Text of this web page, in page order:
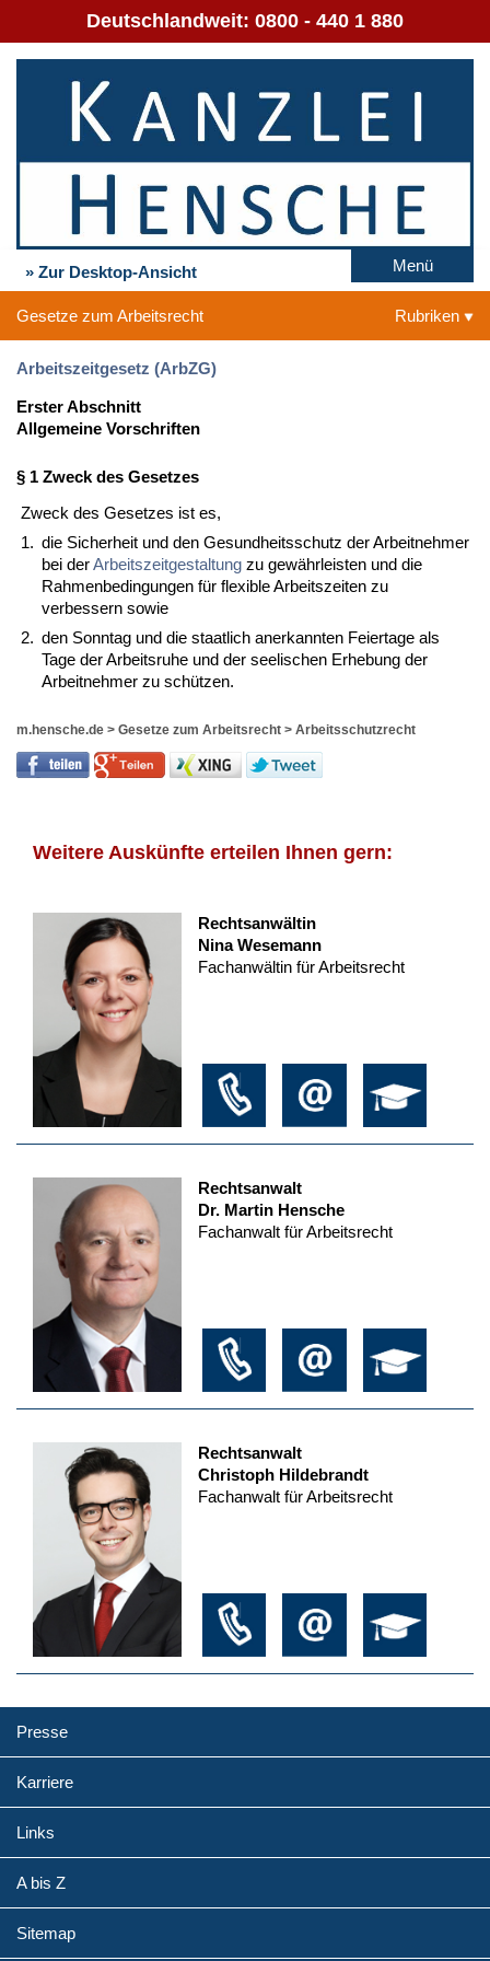
Deutschlandweit: 0800 - 440 1 880
» Zur Desktop-Ansicht Menü
Gesetze zum Arbeitsrecht Rubriken
Arbeitszeitgesetz (ArbZG)
Erster Abschnitt
Allgemeine Vorschriften
§ 1 Zweck des Gesetzes
Zweck des Gesetzes ist es,
1. die Sicherheit und den Gesundheitsschutz der Arbeitnehmer
bei derArbeitszeitgestaltung zu gewährleisten und die
Rahmenbedingungen für flexible Arbeitszeiten zu
verbessern sowie
2. den Sonntag und die staatlich anerkannten Feiertage als
Tage der Arbeitsruhe und der seelischen Erhebung der
Arbeitnehmer zu schützen.
m.hensche.de > Gesetze zum Arbeitsrecht > Arbeitsschutzrecht
Weitere Auskünfte erteilen Ihnen gern:
Rechtsanwältin
Nina Wesemann
Fachanwältin für Arbeitsrecht
Rechtsanwalt
Dr. Martin Hensche
Fachanwalt für Arbeitsrecht
Rechtsanwalt
Christoph Hildebrandt
Fachanwalt für Arbeitsrecht
Presse
Karriere
Links
A bis Z
Sitemap